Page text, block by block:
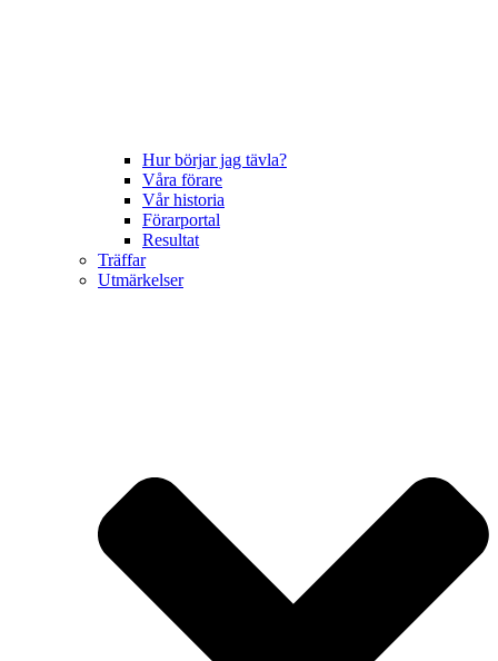
Hur börjar jag tävla?
Våra förare
Vår historia
Förarportal
Resultat
Träffar
Utmärkelser